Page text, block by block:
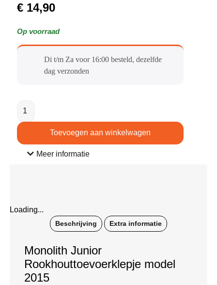
€ 14,90
Op voorraad
Di t/m Za voor 16:00 besteld, dezelfde
dag verzonden​
Toevoegen aan winkelwagen
Meer informatie
Loading...
Beschrijving Extra informatie
Monolith Junior
Rookhouttoevoerklepje model
2015